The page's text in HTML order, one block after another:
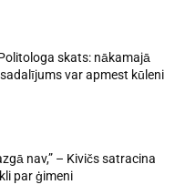
skats: nākamajā
var apmest kūleni
nav,” – Kivičs satracina
par ģimeni